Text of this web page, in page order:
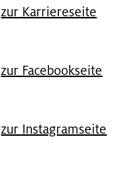
zur Kar­rie­re­sei­te
zur Face­book­sei­te
zur In­sta­gram­sei­te